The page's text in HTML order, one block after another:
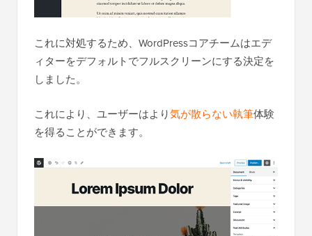
これに対処するため、WordPressコアチームはエデ
ィターをデフォルトでフルスクリーンにする決定を
しました。
これにより、ユーザーはより気が散らない執筆体験
を得ることができます。